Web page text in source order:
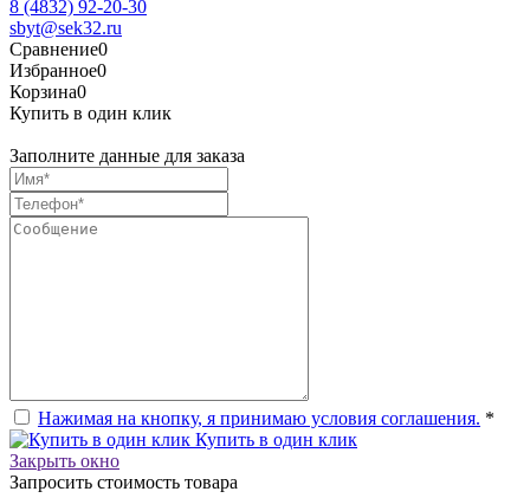
8 (4832) 92-20-30
sbyt@sek32.ru
Сравнение0
Избранное0
Корзина0
Купить в один клик
Заполните данные для заказа
Нажимая на кнопку, я принимаю условия соглашения. *
Купить в один клик
Закрыть окно
Запросить стоимость товара